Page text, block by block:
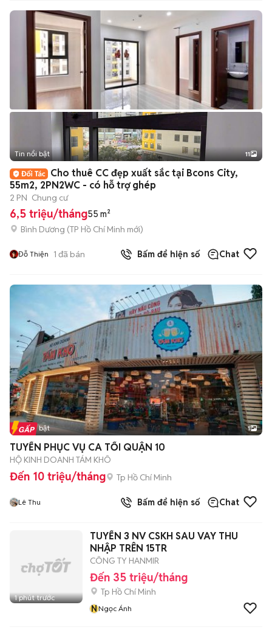
+2
Tin nổi bật 11
Cho thuê CC đẹp xuất sắc tại Bcons City,
55m2, 2PN2WC - có hỗ trợ ghép
2 PN Chung cư
6,5 triệu/tháng55 m²
Bình Dương (TP Hồ Chí Minh mới)
Đỗ Thiện 1 đã bán Bấm để hiện số Chat
Tin nổi bật 1
TUYỂN PHỤC VỤ CA TỐI QUẬN 10
HỘ KINH DOANH TÁM KHÔ
Đến 10 triệu/tháng Tp Hồ Chí Minh
Lê Thu Bấm để hiện số Chat
1 phút trước
TUYỂN 3 NV CSKH SAU VAY THU
NHẬP TRÊN 15TR
CÔNG TY HANMIR
Đến 35 triệu/tháng
Tp Hồ Chí Minh
NNgọc Ánh